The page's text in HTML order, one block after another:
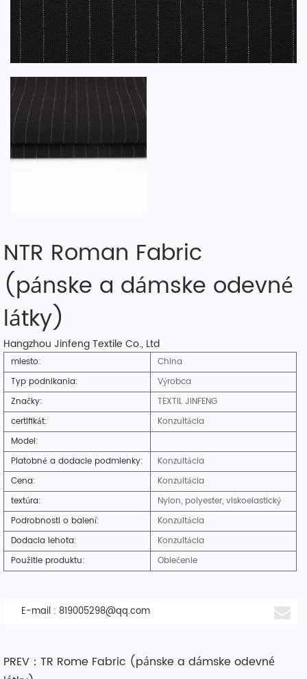
NTR Roman Fabric
(pánske a dámske odevné
látky)
Hangzhou Jinfeng Textile Co., Ltd
miesto:
China
Typ podnikania:
Výrobca
Značky:
TEXTIL JINFENG
certifikát:
Konzultácia
Model:
Platobné a dodacie podmienky:
Konzultácia
Cena:
Konzultácia
textúra:
Nylon, polyester, viskoelastický
Podrobnosti o balení:
Konzultácia
Dodacia lehota:
Konzultácia
Použitie produktu:
Oblečenie
E-mail : 819005298@qq.com
PREV：TR Rome Fabric (pánske a dámske odevné